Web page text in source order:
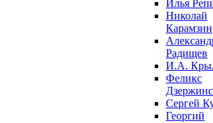
Илья
Николай
Карамзин
Радищев
И.А.
Феликс
Сергей
Георгий